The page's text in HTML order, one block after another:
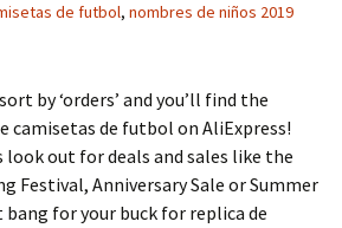
de futbol, nombres de niños 2019
by ‘orders’ and you’ll find the
camisetas de futbol on AliExpress!
out for deals and sales like the
Festival, Anniversary Sale or Summer
for your buck for replica de